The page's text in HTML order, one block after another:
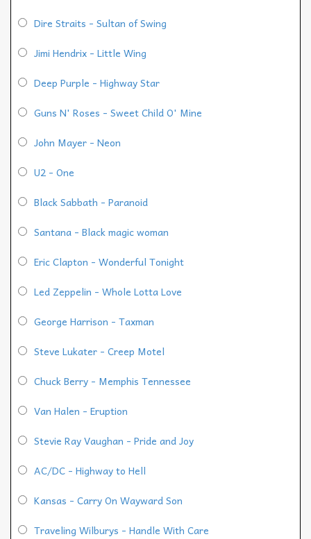
Dire Straits - Sultan of Swing
Jimi Hendrix - Little Wing
Deep Purple - Highway Star
Guns N' Roses - Sweet Child O' Mine
John Mayer - Neon
U2 - One
Black Sabbath - Paranoid
Santana - Black magic woman
Eric Clapton - Wonderful Tonight
Led Zeppelin - Whole Lotta Love
George Harrison - Taxman
Steve Lukater - Creep Motel
Chuck Berry - Memphis Tennessee
Van Halen - Eruption
Stevie Ray Vaughan - Pride and Joy
AC/DC - Highway to Hell
Kansas - Carry On Wayward Son
Traveling Wilburys - Handle With Care